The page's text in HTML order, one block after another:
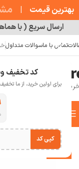
کد تخفیف
برای اولین خرید، از ما
کپی کد
تماس با ماسوالات متداول
خانه جارو
-12%
بهترین قیمت |
ارسال سریع ( با